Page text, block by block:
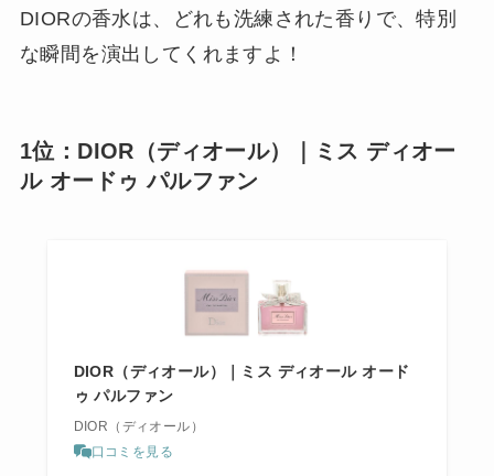
DIORの香水は、どれも洗練された香りで、特別
な瞬間を演出してくれますよ！
1位：DIOR（ディオール）｜ミス ディオー
ル オードゥ パルファン
DIOR（ディオール）｜ミス ディオール オード
ゥ パルファン
DIOR（ディオール）
口コミを見る